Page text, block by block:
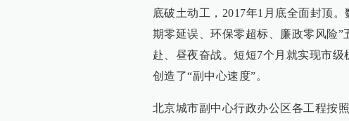
底破土动工，2017年1月底全面封顶
期零延误、环保零超标、廉政零风险
赴、昼夜奋战。短短7个月就实现市
创造了“副中心速度”。
北京城市副中心行政办公区各工程按